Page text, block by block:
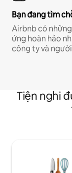
Bạn đang tìm
Airbnb có
ứng hoàn hảo
công ty và
Tiện nghi